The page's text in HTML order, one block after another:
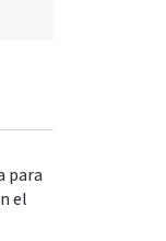
para
el